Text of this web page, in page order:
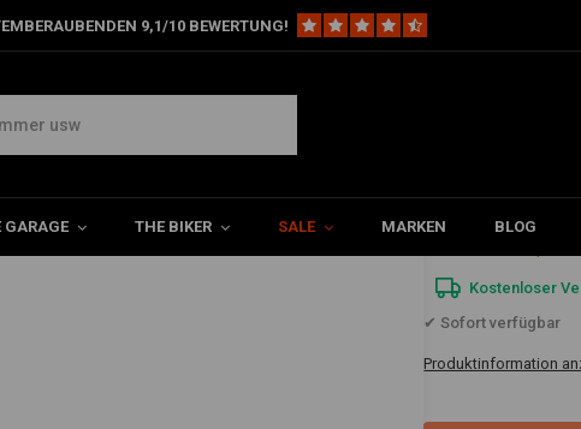
9,1/10 BEWERTUNG!
GARAGE THE BIKER SALE MARKEN BLOG
Kraftstoff-Look | Poliert
– Erstklassiger Kraftstoff-Look |
€3.447,49
Kostenloser
✔ Sofort verfügbar
Produktinformation